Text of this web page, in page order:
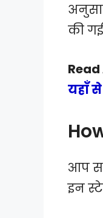
की
यहाँ
आप
इन